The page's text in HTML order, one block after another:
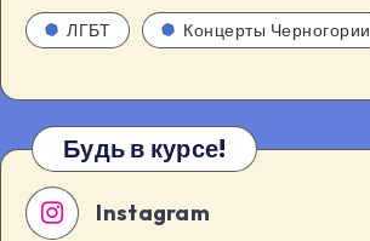
ЛГБТ Концерты Черногории
Будь в курсе!
Instagram